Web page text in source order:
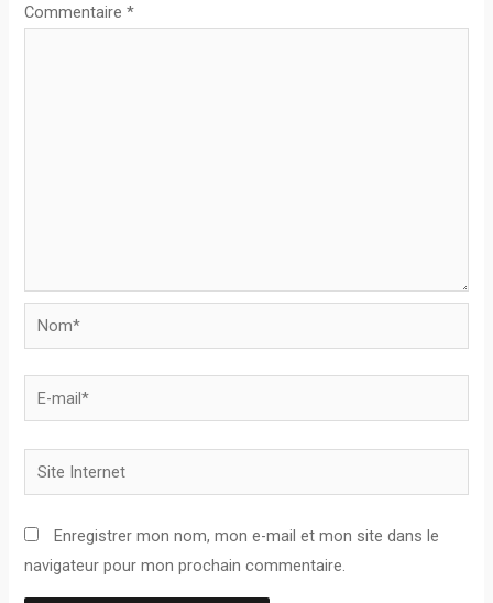
Commentaire*
Nom*
E-
mail*
Site
Internet
Enregistrer mon nom, mon e-mail et mon site dans le
navigateur pour mon prochain commentaire.